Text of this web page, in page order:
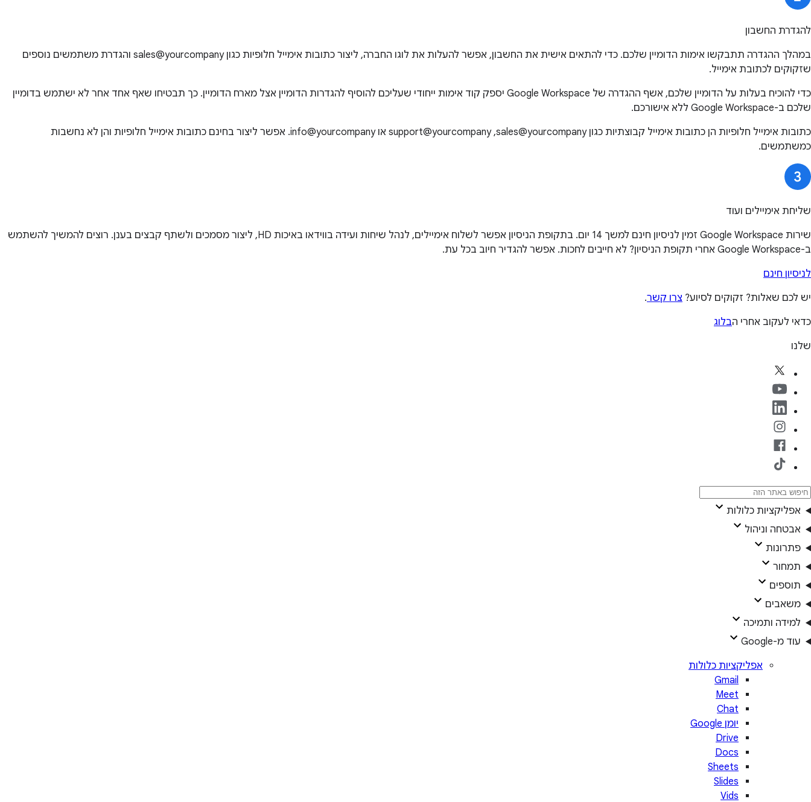
להגדרת החשבון
במהלך ההגדרה תתבקשו אימות הדומיין שלכם. כדי להתאים אישית את החשבון, אפשר להעלות את לוגו החברה, ליצור כתובות אימייל חלופיות כגון sales@yourcompany והגדרת משתמשים נוספים
שזקוקים לכתובת אימייל.
כדי להוכיח בעלות על הדומיין שלכם, אשף ההגדרה של Google Workspace יספק קוד אימות ייחודי שעליכם להוסיף להגדרות הדומיין אצל מארח הדומיין. כך תבטיחו שאף אחד אחר לא ישתמש בדומיין
שלכם ב-Google Workspace ללא אישורכם.
כתובות אימייל חלופיות הן כתובות אימייל קבוצתיות כגון sales@yourcompany‏,‏ support@yourcompany או info@yourcompany. אפשר ליצור בחינם כתובות אימייל חלופיות והן לא נחשבות
כמשתמשים.
שליחת אימיילים ועוד
שירות Google Workspace זמין לניסיון חינם למשך 14 יום. בתקופת הניסיון אפשר לשלוח אימיילים, לנהל שיחות ועידה בווידאו באיכות HD, ליצור מסמכים ולשתף קבצים בענן. רוצים להמשיך להשתמש
ב-Google Workspace אחרי תקופת הניסיון? לא חייבים לחכות. אפשר להגדיר חיוב בכל עת.
לניסיון חינם
יש לכם שאלות? זקוקים לסיוע? צרו קשר.
כדאי לעקוב אחרי הבלוג
שלנו
אפליקציות כלולות
אבטחה וניהול
פתרונות
תמחור
תוספים
משאבים
למידה ותמיכה
עוד מ-Google
אפליקציות כלולות
Gmail
Meet
Chat
יומן Google
Drive
Docs
Sheets
Slides
Vids